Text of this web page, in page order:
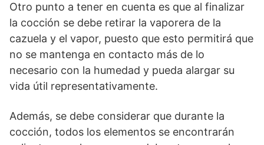
Otro punto a tener en cuenta es que al finalizar
la cocción se debe retirar la vaporera de la
cazuela y el vapor, puesto que esto permitirá que
no se mantenga en contacto más de lo
necesario con la humedad y pueda alargar su
vida útil representativamente.
Además, se debe considerar que durante la
cocción, todos los elementos se encontrarán